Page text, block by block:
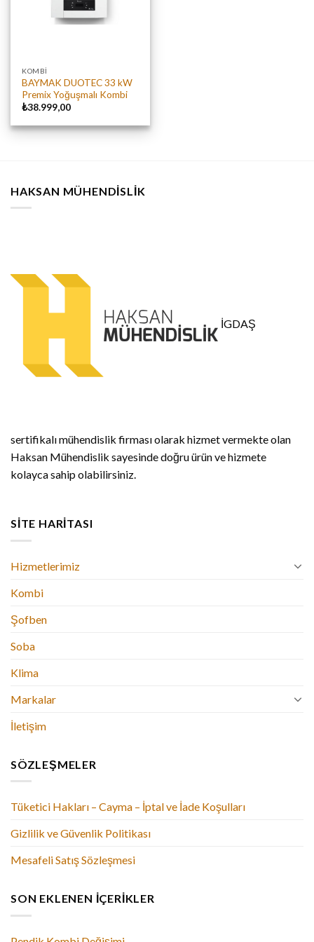
KOMBI
BAYMAK DUOTEC 33 kW
Premix Yoğuşmalı Kombi
₺38.999,00
HAKSAN MÜHENDISLIK
İGDAŞ
sertifikalı mühendislik firması olarak hizmet vermekte olan
Haksan Mühendislik sayesinde doğru ürün ve hizmete
kolayca sahip olabilirsiniz.
SITE HARITASI
Hizmetlerimiz
Kombi
Şofben
Soba
Klima
Markalar
İletişim
SÖZLEŞMELER
Tüketici Hakları – Cayma – İptal ve İade Koşulları
Gizlilik ve Güvenlik Politikası
Mesafeli Satış Sözleşmesi
SON EKLENEN İÇERIKLER